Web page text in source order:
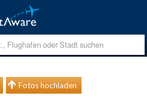
Fotos hochladen